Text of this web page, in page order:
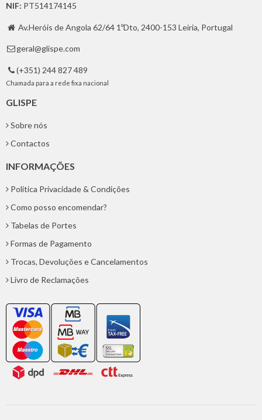
NIF: PT514174145
 Av.Heróis de Angola 62/64 1ºDto, 2400-153 Leiria, Portugal
 geral@glispe.com
 (+351) 244 827 489
Chamada para a rede fixa nacional
GLISPE
Sobre nós
Contactos
INFORMAÇÕES
Politica Privacidade & Condições
Como posso encomendar?
Tabelas de Portes
Formas de Pagamento
Trocas, Devoluções e Cancelamentos
Livro de Reclamações